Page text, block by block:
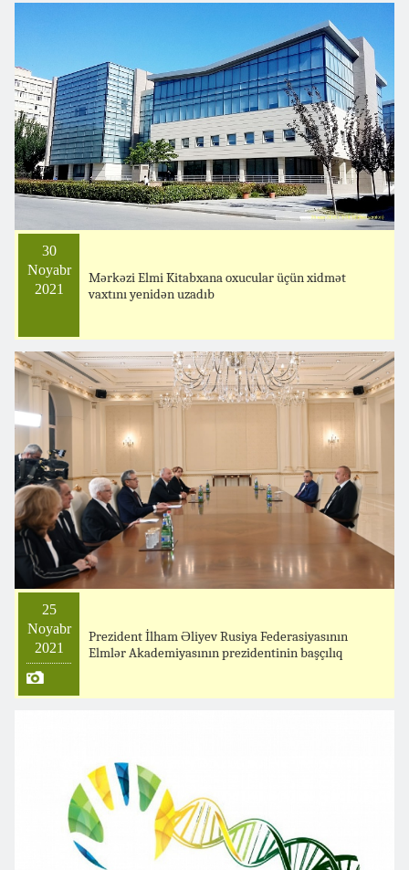
30
Noyabr
2021
Mərkəzi Elmi Kitabxana oxucular üçün xidmət
vaxtını yenidən uzadıb
25
Noyabr
2021
Prezident İlham Əliyev Rusiya Federasiyasının
Elmlər Akademiyasının prezidentinin başçılıq